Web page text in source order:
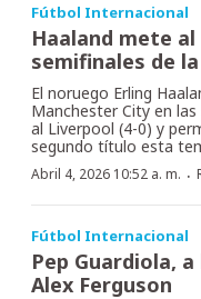
Fútbol Internacional
Haaland mete al
semifinales de la
El noruego Erling
Manchester City en
al Liverpool (4-0) y
segundo título esta
Abril 4, 2026 10:52 a. m. ·
Fútbol Internacional
Pep Guardiola, a
Alex Ferguson